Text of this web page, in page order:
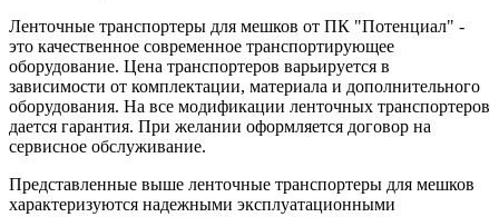
Ленточные транспортеры для мешков от ПК "Потенциал" -
это качественное современное транспортирующее
оборудование. Цена транспортеров варьируется в
зависимости от комплектации, материала и дополнительного
оборудования. На все модификации ленточных транспортеров
дается гарантия. При желании оформляется договор на
сервисное обслуживание.
Представленные выше ленточные транспортеры для мешков
характеризуются надежными эксплуатационными